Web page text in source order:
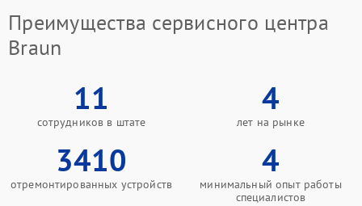
Преимущества сервисного центра
Braun
11
сотрудников в штате
4
лет на рынке
3410
отремонтированных устройств
4
минимальный опыт работы
специалистов